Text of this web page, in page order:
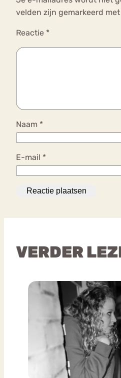
velden zijn gemarkeerd met
Reactie *
Naam *
E-mail *
VERDER